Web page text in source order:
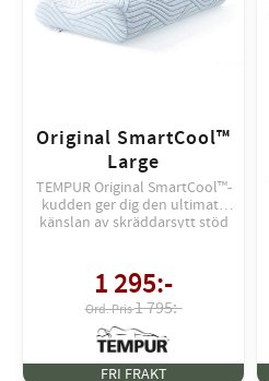
Original SmartCool™
Large
TEMPUR Original SmartCool™-
kudden ger dig den ultimata
känslan av skräddarsytt stöd
1 295:-
1 795:-
FRI FRAKT